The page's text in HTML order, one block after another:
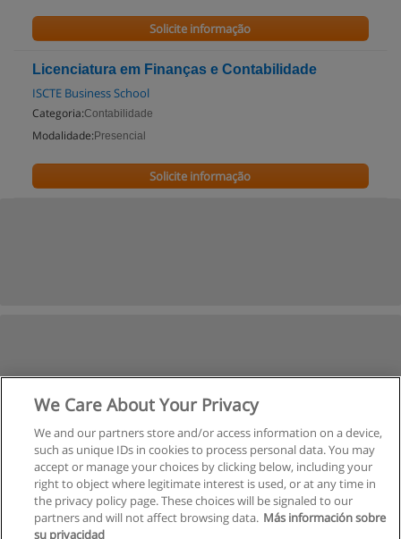
Solicite informação
Licenciatura em Finanças e Contabilidade
ISCTE Business School
Categoria:Contabilidade
Modalidade: Presencial
Solicite informação
We Care About Your Privacy
We and our partners store and/or access information on a device,
such as unique IDs in cookies to process personal data. You may
accept or manage your choices by clicking below, including your
right to object where legitimate interest is used, or at any time in
the privacy policy page. These choices will be signaled to our
partners and will not affect browsing data. Más información sobre
su privacidad